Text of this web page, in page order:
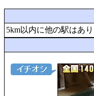
5km以内に他の駅はあ